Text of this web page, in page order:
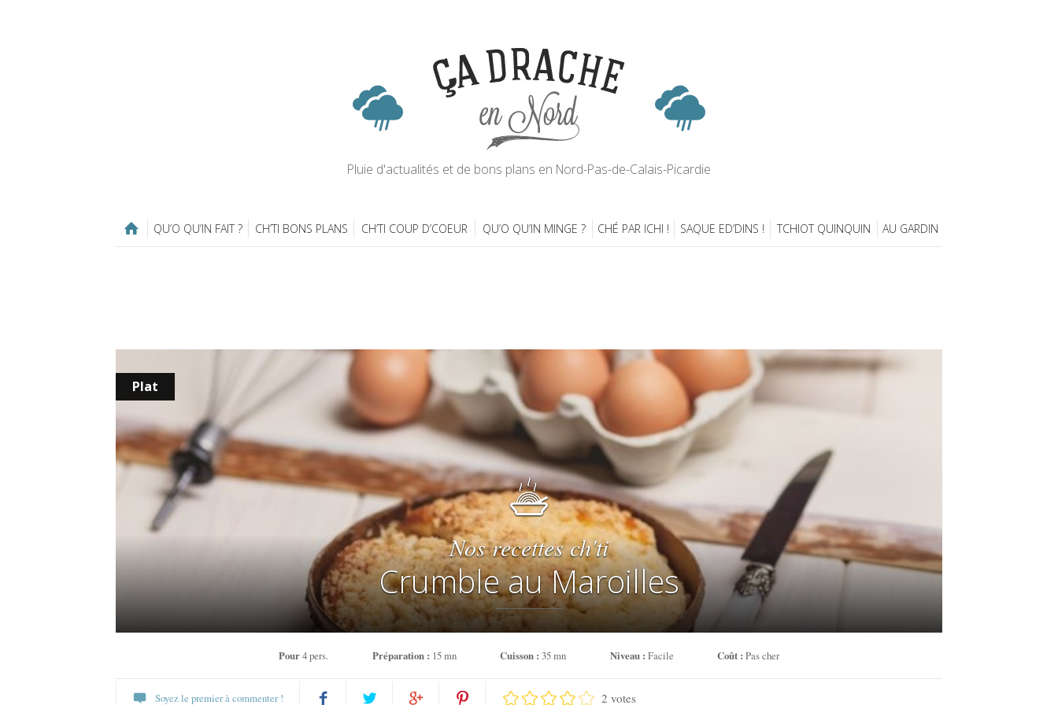
Pluie d'actualités et de bons plans en Nord-Pas-de-Calais-Picardie
QU’O QU’IN FAIT ? CH’TI BONS PLANS CH’TI COUP D’COEUR QU’O QU’IN MINGE ? CHÉ PAR ICHI ! SAQUE ED’DINS ! TCHIOT QUINQUIN AU GARDIN
Plat
Nos recettes ch'ti
Crumble au Maroilles
Pour4 pers. Préparation : 15 mn Cuisson : 35 mn Niveau : Facile Coût : Pas cher
Soyez le premier à commenter ! 2 votes